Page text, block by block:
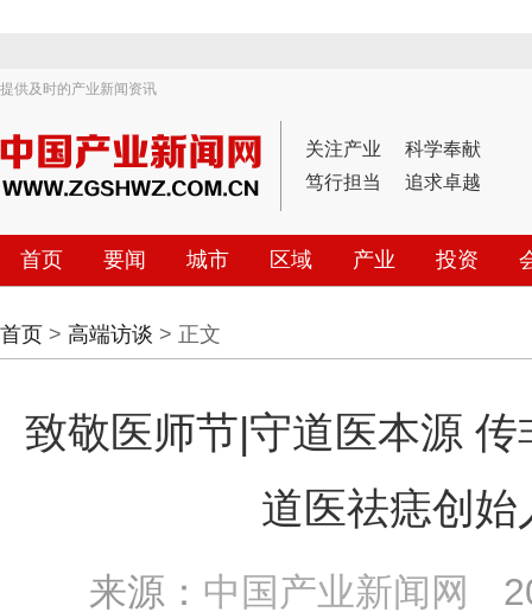
提供及时的产业新闻资讯
关注产业
科学奉献
笃行担当
追求卓越
首页 要闻 城市 区域 产业 投资
首页 > 高端访谈 > 正文
致敬医师节|守道医本源
道医祛痣创始
来源： 中国产业新闻网